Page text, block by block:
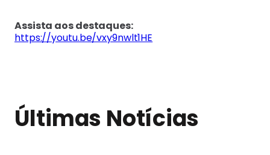
Assista aos destaques:
https://youtu.be/vxy9nwlt1HE
Últimas Notícias